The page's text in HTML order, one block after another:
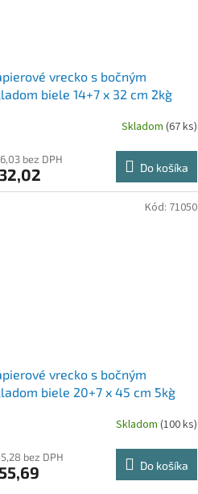
vrecko s bočným
biele 14+7 x 32 cm `2kg`
Skladom (67 ks)
bez DPH
Do košíka
vrecko s bočným
biele 20+7 x 45 cm `5kg`
Skladom (100 ks)
bez DPH
Do košíka
Kód: 71050